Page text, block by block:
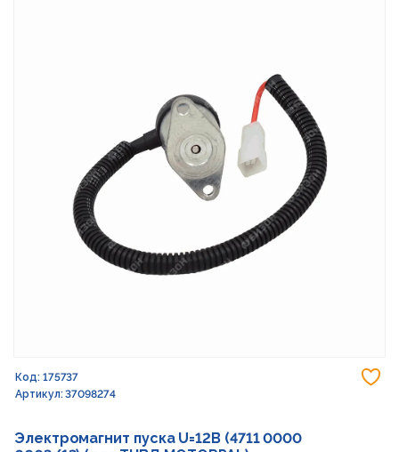
Код: 175737
Артикул: 37098274
Электромагнит пуска U=12В (4711 0000